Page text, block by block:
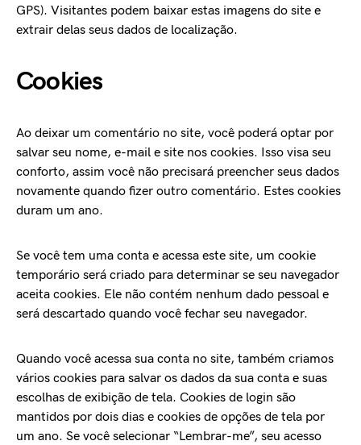
GPS). Visitantes podem baixar estas imagens do site e
extrair delas seus dados de localização.
Cookies
Ao deixar um comentário no site, você poderá optar por
salvar seu nome, e-mail e site nos cookies. Isso visa seu
conforto, assim você não precisará preencher seus dados
novamente quando fizer outro comentário. Estes cookies
duram um ano.
Se você tem uma conta e acessa este site, um cookie
temporário será criado para determinar se seu navegador
aceita cookies. Ele não contém nenhum dado pessoal e
será descartado quando você fechar seu navegador.
Quando você acessa sua conta no site, também criamos
vários cookies para salvar os dados da sua conta e suas
escolhas de exibição de tela. Cookies de login são
mantidos por dois dias e cookies de opções de tela por
um ano. Se você selecionar “Lembrar-me”, seu acesso